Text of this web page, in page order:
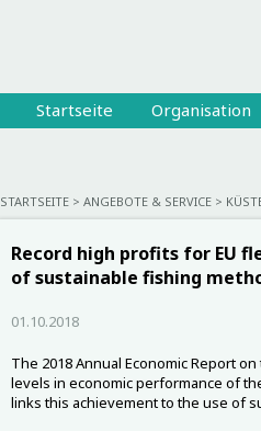
Startseite Organisation
STARTSEITE ANGEBOTE & SERVICE
Record high profits for EU
of sustainable fishing
01.10.2018
The 2018 Annual Economic Report
levels in economic performance of
links this achievement to the use of